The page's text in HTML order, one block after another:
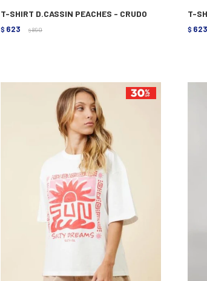
T-SHIRT D.CASSIN PEACHES - CRUDO
$ 623 $ 890
T-
$ 623